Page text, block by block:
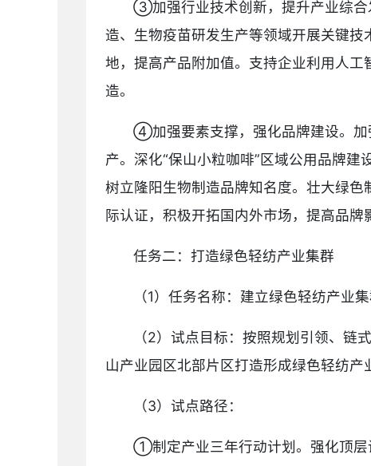
③加强行业技术创新，提升产业综合
造、生物疫苗研发生产等领域开展关键
地，提高产品附加值。支持企业利用人
造。
④加强要素支撑，强化品牌建设。加
产。深化“保山小粒咖啡”区域公用品牌建
树立隆阳生物制造品牌知名度。壮大绿
际认证，积极开拓国内外市场，提高品牌
任务二：打造绿色轻纺产业集群
（1）任务名称：建立绿色轻纺产业
（2）试点目标：按照规划引领、链
山产业园区北部片区打造形成绿色轻纺
（3）试点路径：
①制定产业三年行动计划。强化顶层